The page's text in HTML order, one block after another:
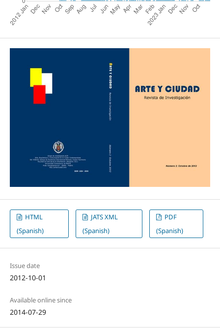
HTML
(Spanish)
JATS XML
(Spanish)
PDF
(Spanish)
Issue date
2012-10-01
Available online since
2014-07-29